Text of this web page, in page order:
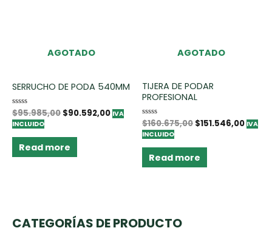
CATEGORÍAS DE PRODUCTO
AGOTADO
SERRUCHO DE PODA 540MM
Rated
0
out
$95.985,00 $90.592,00 IVA
INCLUIDO
Read more
AGOTADO
TIJERA DE PODAR
PROFESIONAL
Rated
0
out
$160.675,00 $151.546,00 IVA
INCLUIDO
Read more